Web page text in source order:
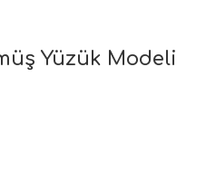
Yüzük Modeli